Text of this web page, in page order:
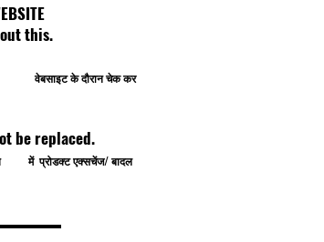
WEBSITE
this.
इस वेबसाइट के दौरान चेक कर
be replaced.
में प्रोडक्ट एक्सचेंज/ बादल